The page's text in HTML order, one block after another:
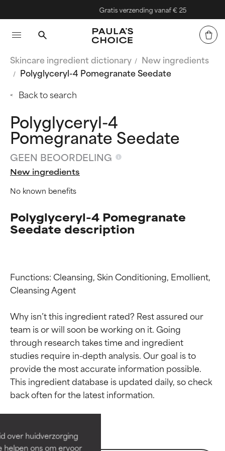
over huidverzorging
helpen ons om ervoor
Gratis verzending vanaf € 25
Skincare ingredient dictionary
New ingredients
Polyglyceryl-4 Pomegranate Seedate
Back to search
Polyglyceryl-4
Pomegranate Seedate
GEEN BEOORDELING
New ingredients
No known benefits
Polyglyceryl-4 Pomegranate
Seedate description
Functions: Cleansing, Skin Conditioning, Emollient,
Cleansing Agent
Why isn’t this ingredient rated? Rest assured our
team is or will soon be working on it. Going
through research takes time and ingredient
studies require in-depth analysis. Our goal is to
provide the most accurate information possible.
This ingredient database is updated daily, so check
Beoordelingen van
ingrediënten
Bewezen en ondersteund door
onafhankelijk onderzoek.
Beoordelingen van
ingrediënten
Bewezen en ondersteund door
onafhankelijk onderzoek.